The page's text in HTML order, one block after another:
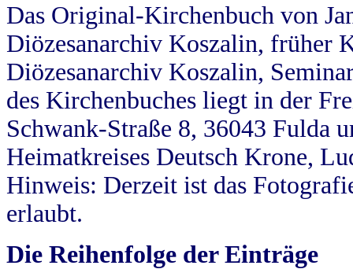
Das Original-Kirchenbuch von
Diözesanarchiv Koszalin, früher
Diözesanarchiv Koszalin,
des Kirchenbuches liegt in der
Schwank-Straße 8, 36043 Fulda
Heimatkreises Deutsch Krone,
Hinweis: Derzeit ist das
erlaubt.
Die Reihenfolge der Einträge